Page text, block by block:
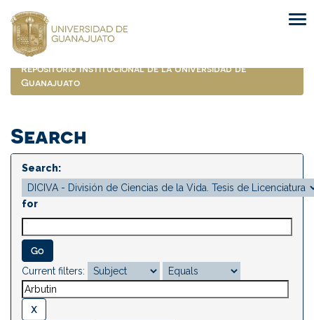
navigation
Repositorio Institucional de la Universidad de
Guanajuato
Search
Search:
for
Current filters: